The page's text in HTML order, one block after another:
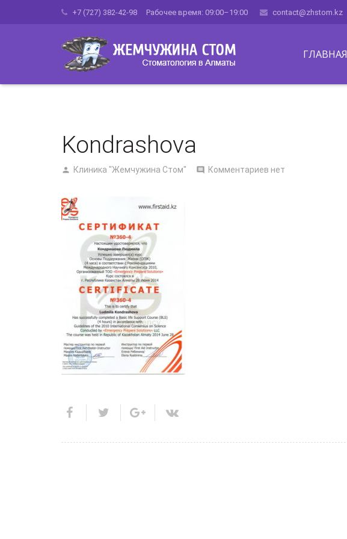
+7 (727) 382-42-98 Рабочее время: 09:00–19:00 contact@zhstom.kz
ГЛАВНАЯ
Kondrashova
Клиника "Жемчужина Стом" Комментариев нет